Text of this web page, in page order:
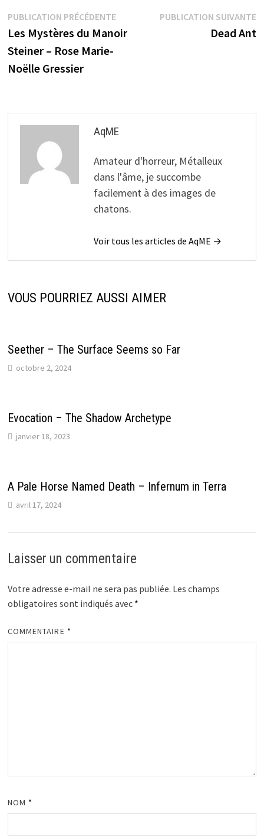
Navigation
de
l’article
PUBLICATION PRÉCÉDENTEPublication
précédente :
Les Mystères du Manoir
Steiner – Rose Marie-
Noëlle Gressier
PUBLICATION SUIVANTE
Dead Ant
AqME
Amateur d'horreur, Métalleux
dans l'âme, je succombe
facilement à des images de
chatons.
Voir tous les articles de AqME →
VOUS POURRIEZ AUSSI AIMER
Seether – The Surface Seems so Far
octobre 2, 2024
Evocation – The Shadow Archetype
janvier 18, 2023
A Pale Horse Named Death – Infernum in Terra
avril 17, 2024
Laisser un commentaire
Votre adresse e-mail ne sera pas publiée. Les champs
obligatoires sont indiqués avec *
COMMENTAIRE *
NOM *